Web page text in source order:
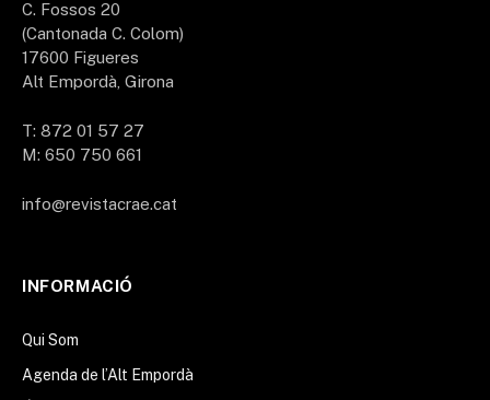
C. Fossos 20
(Cantonada C. Colom)
17600 Figueres
Alt Empordà, Girona
T: 872 01 57 27
M: 650 750 661
info@revistacrae.cat
INFORMACIÓ
Qui Som
Agenda de l’Alt Empordà